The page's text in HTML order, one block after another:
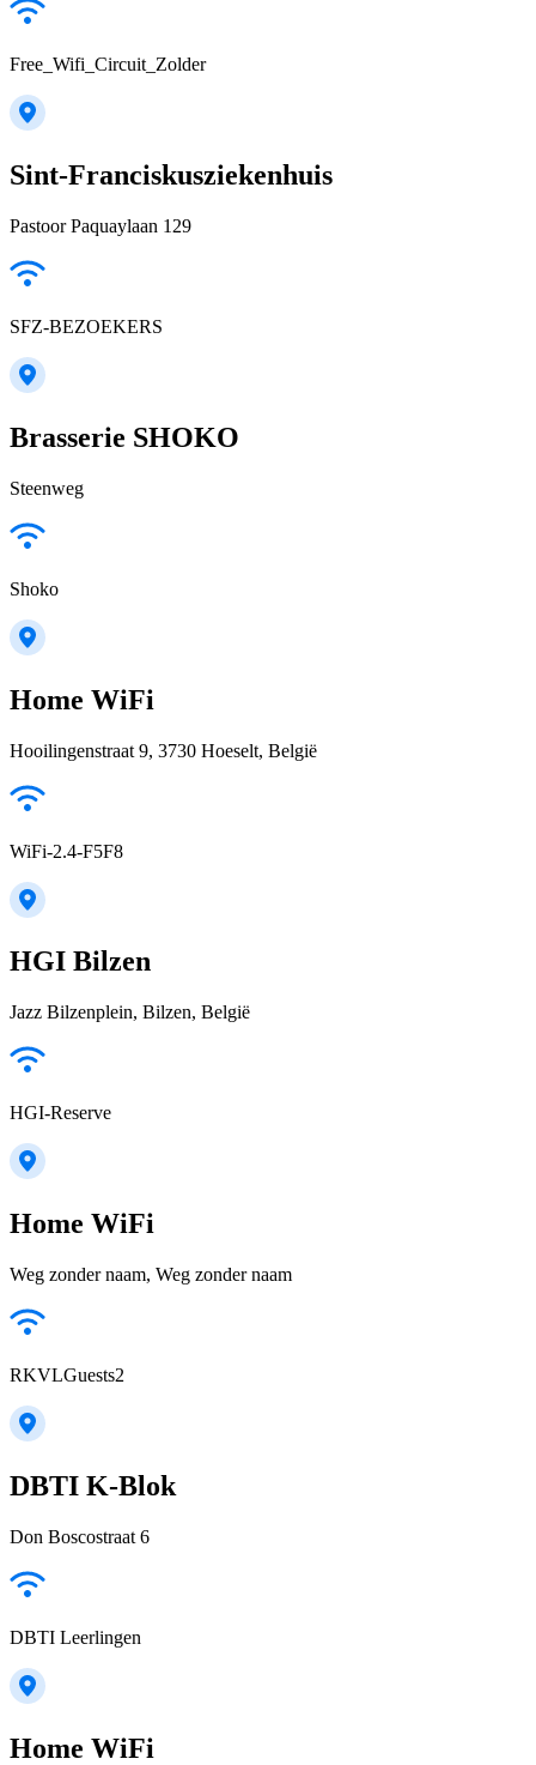
Free_Wifi_Circuit_Zolder
Sint-Franciskusziekenhuis
Pastoor Paquaylaan 129
SFZ-BEZOEKERS
Brasserie SHOKO
Steenweg
Shoko
Home WiFi
Hooilingenstraat 9, 3730 Hoeselt, België
WiFi-2.4-F5F8
HGI Bilzen
Jazz Bilzenplein, Bilzen, België
HGI-Reserve
Home WiFi
Weg zonder naam, Weg zonder naam
RKVLGuests2
DBTI K-Blok
Don Boscostraat 6
DBTI Leerlingen
Home WiFi